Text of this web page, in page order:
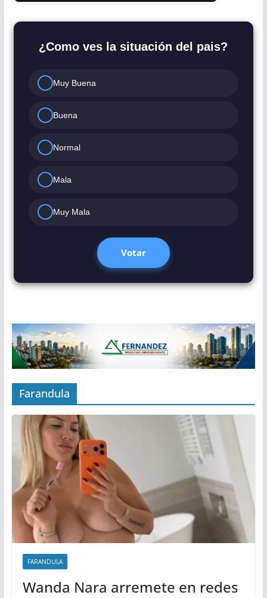
¿Como ves la situación del pais?
Muy Buena
Buena
Normal
Mala
Muy Mala
Votar
Farandula
FARANDULA
Wanda Nara arremete en redes